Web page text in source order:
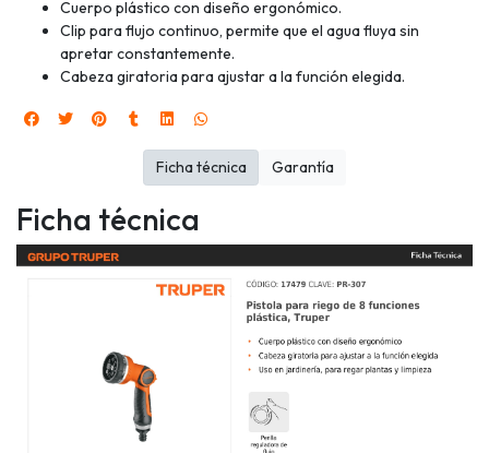
Cuerpo plástico con diseño ergonómico.
Clip para flujo continuo, permite que el agua fluya sin
apretar constantemente.
Cabeza giratoria para ajustar a la función elegida.
Ficha técnica
Ficha técnica Garantía